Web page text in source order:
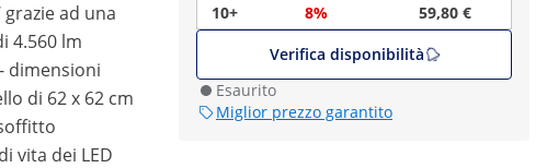
10+
8%
59,80 €
Verifica disponibilità
Esaurito
Miglior prezzo garantito
ad una
4.560 lm
dimensioni
di 62 x 62 cm
vita dei LED